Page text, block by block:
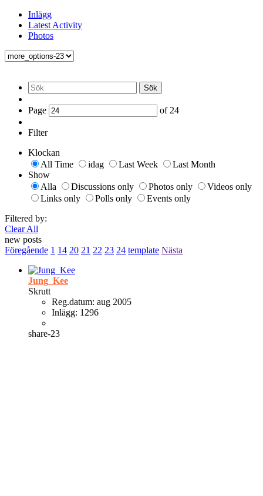
Inlägg
Latest Activity
Photos
Sök
Page of 24
Filter
Klockan
All Time
idag Last Week
Last Month
Show
Alla
Discussions only Photos only
Videos only
Links only
Polls only
Events only
Filtered by:
Clear All
new posts
Föregående 1 14 20 21 22 23 24 template Nästa
Jung_Kee
Skrutt
Reg.datum: aug 2005
Inlägg: 1296
share-23